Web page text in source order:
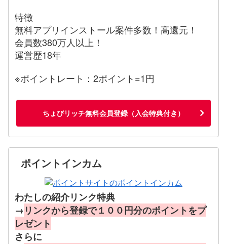
特徴
無料アプリインストール案件多数！高還元！
会員数380万人以上！
運営歴18年
※ポイントレート：2ポイント=1円
ちょびリッチ無料会員登録（入会特典付き）
ポイントインカム
わたしの紹介リンク特典
→ リンクから登録で１００円分のポイントをプ
レゼント
さらに